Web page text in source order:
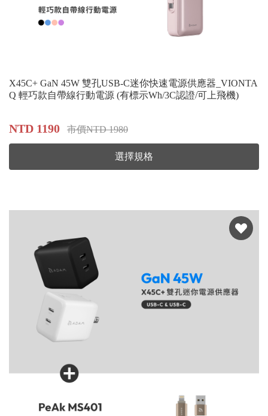
X45C+ GaN 45W 雙孔USB-C迷你快速電源供應器_VIONTA
Q 輕巧款自帶線行動電源 (有標示Wh/3C認證/可上飛機)
NTD 1190 市價NTD 1980
選擇規格